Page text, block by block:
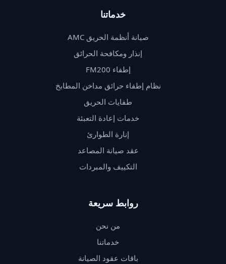
خدماتنا
صيانة أنظمة الحريق AMC
إنذار ومكافحة الحرائق
إطفاء FM200
نظام إطفاء حرائق مداخن المطابخ
طفايات الحريق
خدمات إعادة التعبئة
إنارة الطوارئ
عقد صيانة المصاعد
التكييف والمبردات
روابط سريعة
من نحن
خدماتنا
باقات عقود الصيانة